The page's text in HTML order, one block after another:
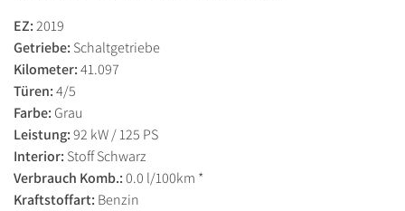
EZ:2019
Getriebe: Schaltgetriebe
Kilometer:41.097
Türen:4/5
Farbe: Grau
Leistung:92 kW / 125 PS
Interior: Stoff Schwarz
Verbrauch Komb.:0.0 l/100km *
Kraftstoffart: Benzin